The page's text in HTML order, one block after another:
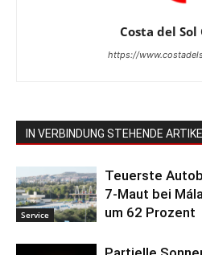
Costa del
https://
IN VERBINDUNG STEHENDE
Service
Teuerste
7-Maut bei
um 62 Prozent